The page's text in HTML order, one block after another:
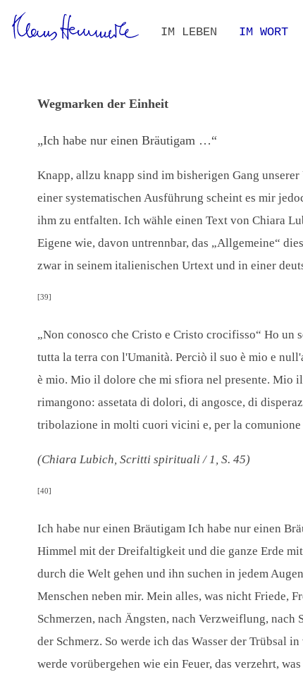
IM LEBEN
IM WORT
Wegmarken der Einheit
„Ich habe nur einen Bräutigam …“
Knapp, allzu knapp sind im bisherigen Gang unserer
einer systematischen Ausführung scheint es mir
ihm zu entfalten. Ich wähle einen Text von Chiara
Eigene wie, davon untrennbar, das „Allgemeine“
zwar in seinem italienischen Urtext und in einer
[39]
„Non conosco che Cristo e Cristo crocifisso“ Ho
tutta la terra con l'Umanità. Perciò il suo è mio e
è mio. Mio il dolore che mi sfiora nel presente. Mio
rimangono: assetata di dolori, di angosce, di
tribolazione in molti cuori vicini e, per la comunione
(Chiara Lubich, Scritti spirituali / 1, S. 45)
[40]
Ich habe nur einen Bräutigam Ich habe nur einen
Himmel mit der Dreifaltigkeit und die ganze Erde
durch die Welt gehen und ihn suchen in jedem
Menschen neben mir. Mein alles, was nicht Friede,
Schmerzen, nach Ängsten, nach Verzweiflung,
der Schmerz. So werde ich das Wasser der Trübsal
werde vorübergehen wie ein Feuer, das verzehrt,